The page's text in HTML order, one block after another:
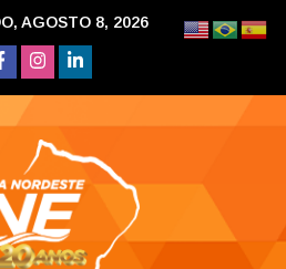
AGOSTO 8, 2026